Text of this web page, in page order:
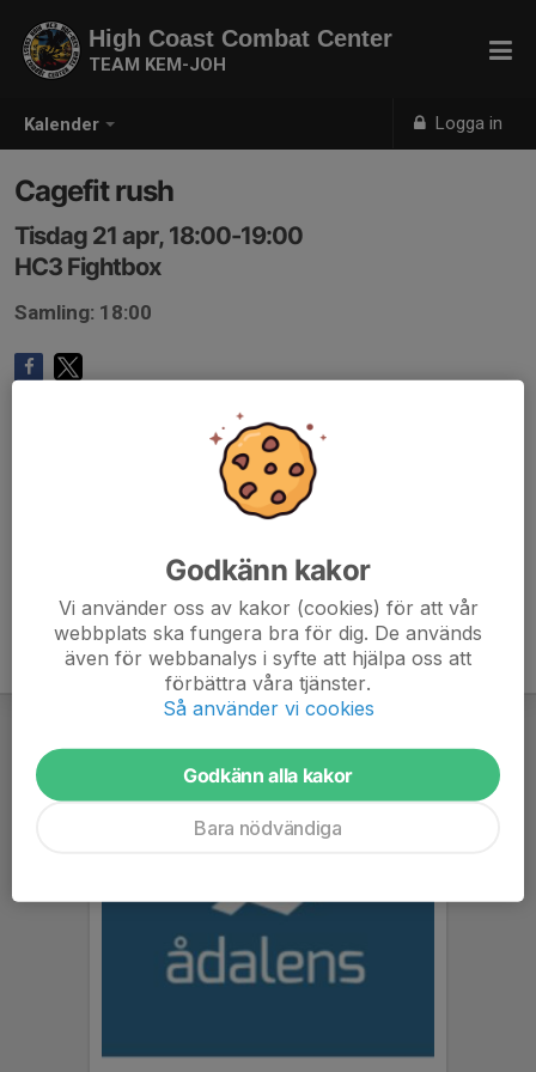
Kalender Logga in
High Coast Combat Center
TEAM KEM-JOH
Cagefit rush
Tisdag 21 apr, 18:00-19:00
HC3 Fightbox
Samling: 18:00
Godkänn kakor
Vi använder oss av kakor (cookies) för att vår
webbplats ska fungera bra för dig. De används
även för webbanalys i syfte att hjälpa oss att
förbättra våra tjänster.
Så använder vi cookies
Godkänn alla kakor
Bara nödvändiga